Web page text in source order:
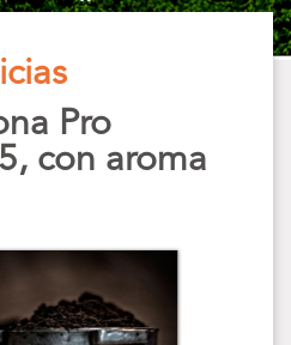
Pro
con aroma